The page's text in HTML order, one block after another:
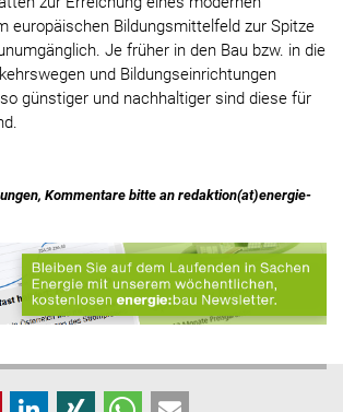
europäischen Bildungsmittelfeld zur Spitze
Je früher in den Bau bzw. in die
und Bildungseinrichtungen
günstiger und nachhaltiger sind diese für
Kommentare bitte an redaktion(at)energie-